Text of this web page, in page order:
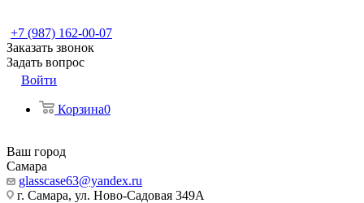
+7 (987) 162-00-07
Заказать звонок
Задать вопрос
Войти
Корзина0
Ваш город
Самара
glasscase63@yandex.ru
г. Самара, ул. Ново-Садовая 349А